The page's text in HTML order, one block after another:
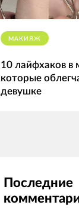
МАКИЯЖ
10 лайфхаков в
которые
девушке
Последние